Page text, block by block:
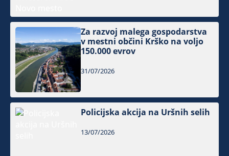
Za razvoj malega gospodarstva
v mestni občini Krško na voljo
150.000 evrov
31/07/2026
Policijska akcija na Uršnih selih
13/07/2026